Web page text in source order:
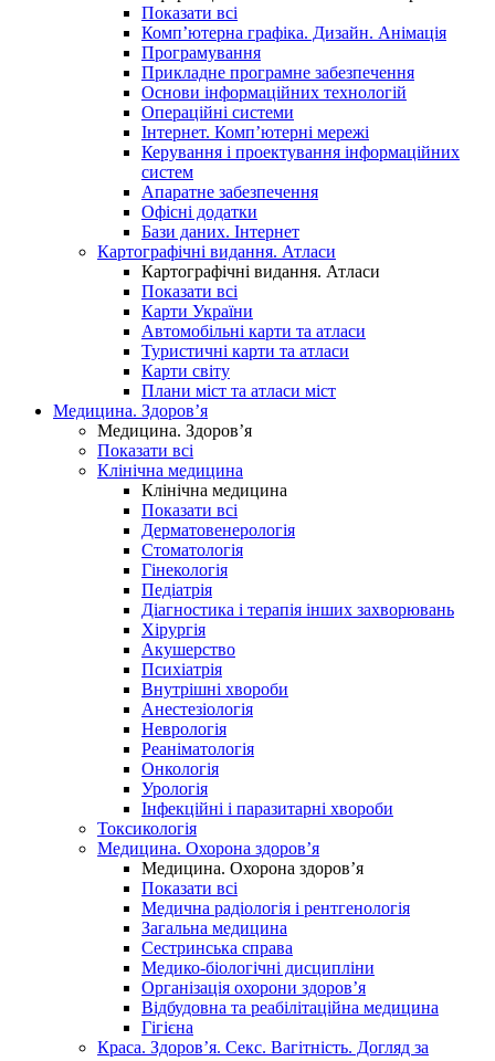
Показати всі
Комп’ютерна графіка. Дизайн. Анімація
Програмування
Прикладне програмне забезпечення
Основи інформаційних технологій
Операційні системи
Інтернет. Комп’ютерні мережі
Керування і проектування інформаційних
систем
Апаратне забезпечення
Офісні додатки
Бази даних. Інтернет
Картографічні видання. Атласи
Картографічні видання. Атласи
Показати всі
Карти України
Автомобільні карти та атласи
Туристичні карти та атласи
Карти світу
Плани міст та атласи міст
Медицина. Здоров’я
Медицина. Здоров’я
Показати всі
Клінічна медицина
Клінічна медицина
Показати всі
Дерматовенерологія
Стоматологія
Гінекологія
Педіатрія
Діагностика і терапія інших захворювань
Хірургія
Акушерство
Психіатрія
Внутрішні хвороби
Анестезіологія
Неврологія
Реаніматологія
Онкологія
Урологія
Інфекційні і паразитарні хвороби
Токсикологія
Медицина. Охорона здоров’я
Медицина. Охорона здоров’я
Показати всі
Медична радіологія і рентгенологія
Загальна медицина
Сестринська справа
Медико-біологічні дисципліни
Організація охорони здоров’я
Відбудовна та реабілітаційна медицина
Гігієна
Краса. Здоров’я. Секс. Вагітність. Догляд за